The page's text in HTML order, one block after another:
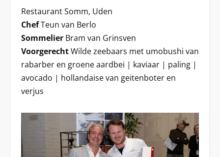
Restaurant Somm, Uden
ChefTeun van Berlo
SommelierBram van Grinsven
VoorgerechtWilde zeebaars met umobushi van
rabarber en groene aardbei | kaviaar | paling |
avocado | hollandaise van geitenboter en
verjus